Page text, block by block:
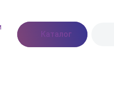
Москва, Востряковское
шоссе, дом 7, стр. 3
Каталог